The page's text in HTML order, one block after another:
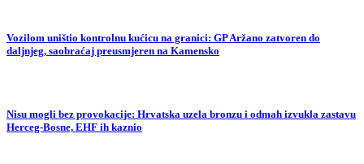
Vozilom uništio kontrolnu kućicu na granici: GP Aržano zatvoren do
daljnjeg, saobraćaj preusmjeren na Kamensko
Nisu mogli bez provokacije: Hrvatska uzela bronzu i odmah izvukla zastavu
Herceg-Bosne, EHF ih kaznio